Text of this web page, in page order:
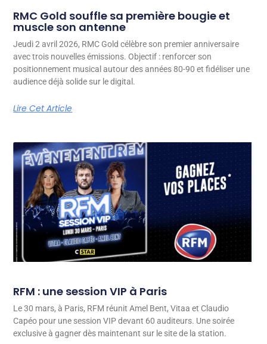
RMC Gold souffle sa première bougie et
muscle son antenne
Jeudi 2 avril 2026, RMC Gold célèbre son premier anniversaire
avec trois nouvelles émissions. Objectif : renforcer son
positionnement musical autour des années 80-90 et fidéliser une
audience déjà solide sur le digital.
Lire Cet Article
RFM : une session VIP à Paris
Le 30 mars, à Paris, RFM réunit Amel Bent, Vitaa et Claudio
Capéo pour une session VIP devant 60 auditeurs. Une soirée
exclusive à gagner dès maintenant sur le site de la station.